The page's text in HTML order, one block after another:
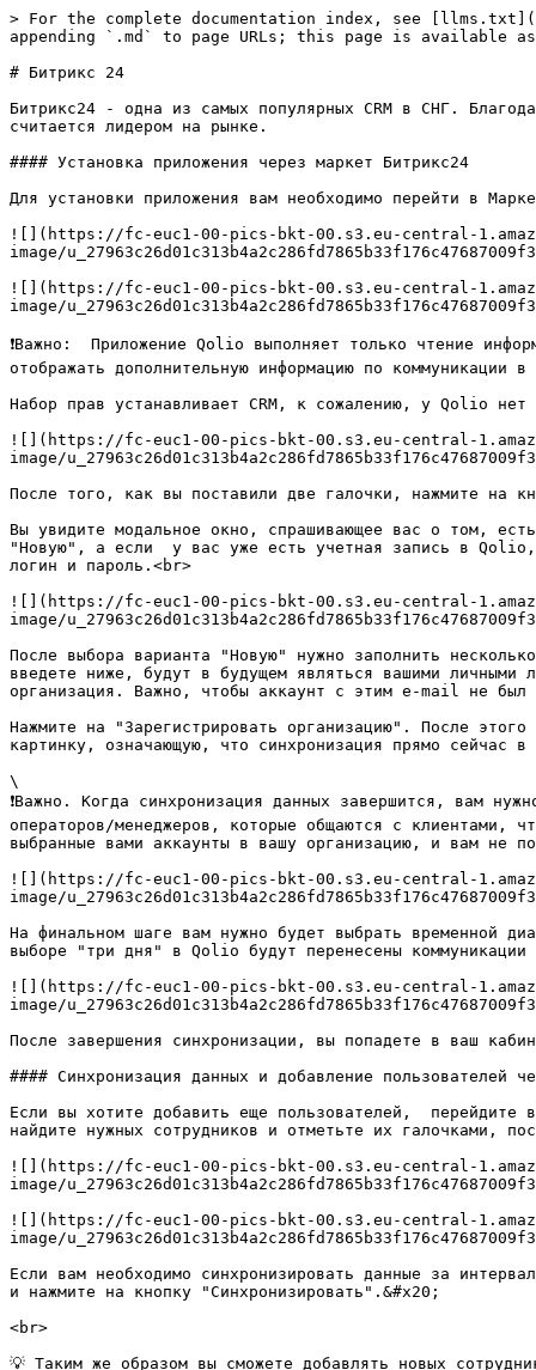
> For the complete documentation index, see [llms.txt](https://wiki.qolio.ru/qolio-or-baza-znanii/llms.txt). Markdown versions of documentation pages are available by appending `.md` to page URLs; this page is available as [Markdown](https://wiki.qolio.ru/qolio-or-baza-znanii/integracii/bitriks-24.md).

# Битрикс 24

Битрикс24 - одна из самых популярных CRM в СНГ. Благодаря огромному количеству необходимых современному бизнесу инструментов предоставляемых системой, она по праву считается лидером на рынке.

#### Установка приложения через маркет Битрикс24

Для установки приложения вам необходимо перейти в Маркет вашего Битрикс24 и ввести в поисковой строке Qolio. Нажмите на "Посмотреть" и далее на "Установить".

![](https://fc-euc1-00-pics-bkt-00.s3.eu-central-1.amazonaws.com/0721dce3c3785a031c746e321256bd63df24b9869ed57f74c93416f4284e377c/f_faq-image/u_27963c26d01c313b4a2c286fd7865b33f176c47687009f3345e11133a4c6bf07/img_khpmf8iq1l_290770b79674a8f2f094a747f16a99b4761883ce12f8f3854f64f11669edeb2d.png)

![](https://fc-euc1-00-pics-bkt-00.s3.eu-central-1.amazonaws.com/0721dce3c3785a031c746e321256bd63df24b9869ed57f74c93416f4284e377c/f_faq-image/u_27963c26d01c313b4a2c286fd7865b33f176c47687009f3345e11133a4c6bf07/img_344ciil2av_c44d1b169f72c1d104ebc2ac3de7ae8829842484b0cd19a83760eea82fc102b3.png)

❗️Важно:  Приложение Qolio выполняет только чтение информации о карточке (лида или сделки) для того, чтобы отображать информацию для проверки во вкладке карточки и отображать дополнительную информацию по коммуникации в самом приложении.

Набор прав устанавливает CRM, к сожалению, у Qolio нет возможности настроить доступ более гибко и запросить, например, только чтение.

![](https://fc-euc1-00-pics-bkt-00.s3.eu-central-1.amazonaws.com/0721dce3c3785a031c746e321256bd63df24b9869ed57f74c93416f4284e377c/f_faq-image/u_27963c26d01c313b4a2c286fd7865b33f176c47687009f3345e11133a4c6bf07/img_ea8vq4a3en_45710d295e3b6f8238fdd0aaef3e5fa7a7811250e19de9be303c4932ef8971e1.png)

После того, как вы поставили две галочки, нажмите на кнопку "Установить".

Вы увидите модальное окно, спрашивающее вас о том, есть ли у вас уже организация (по-другому: учетная запись) в Qolio. Если вы регистрируетесь, то выберите вариант "Новую", а если  у вас уже есть учетная запись в Qolio, выберите вариант "Уже есть", тогда вам не нужно будет проходить регистрацию, а понадобится просто ввести свои логин и пароль.<br>

![](https://fc-euc1-00-pics-bkt-00.s3.eu-central-1.amazonaws.com/0721dce3c3785a031c746e321256bd63df24b9869ed57f74c93416f4284e377c/f_faq-image/u_27963c26d01c313b4a2c286fd7865b33f176c47687009f3345e11133a4c6bf07/img_rikccvsopu_2c0e51f0167302dcdfc278bd6a22963dfb5d5c84cb0def60577d0fda634c35eb.png)

После выбора варианта "Новую" нужно заполнить несколько полей. Обращаем внимание: e-mail, который автоматически заполнится в первой строке, и пароль, который вы введете ниже, будут в будущем являться вашими личными логином и паролем соответственно. Также, указанный сверху e-mail - почта, на которую зарегистрирована организация. Важно, чтобы аккаунт с этим e-mail не был в будущем удален из CRM. Вы можете выбрать любой аккаунт в Битрикс, и пройти регистрацию под этим аккаунтом.

Нажмите на "Зарегистрировать организацию". После этого  нужно будет